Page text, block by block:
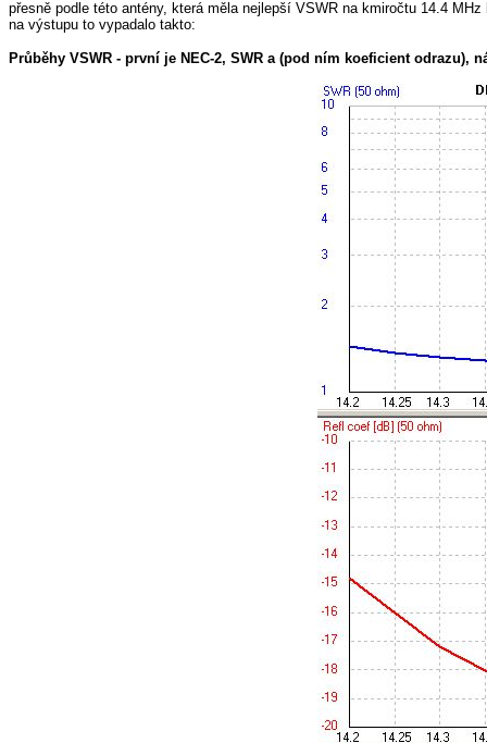
přesně podle této antény, která měla nejlepší VSWR na kmiročtu 14.4
na výstupu to vypadalo takto:
Průběhy VSWR - první je NEC-2, SWR a (pod ním koeficient odrazu),